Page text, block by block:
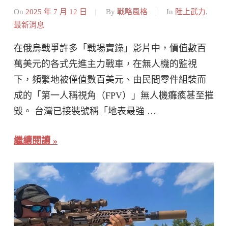
On 2025 年 7 月 12 日 By 戰略風格 In 陸上武力,
最新消息
在俄烏戰爭許多「戰場實錄」影片中，價值數百
萬美元的各式先進主力戰車，在無人機的監視
下，頻繁地被僅值數百美元、由民間零件組裝而
成的「第一人稱視角（FPV）」無人機癱瘓甚至摧
毀。 台灣已接裝號稱「地表最強 …
繼續閱讀